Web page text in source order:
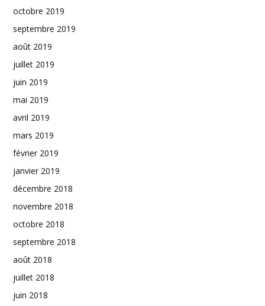
octobre 2019
septembre 2019
août 2019
juillet 2019
juin 2019
mai 2019
avril 2019
mars 2019
février 2019
janvier 2019
décembre 2018
novembre 2018
octobre 2018
septembre 2018
août 2018
juillet 2018
juin 2018